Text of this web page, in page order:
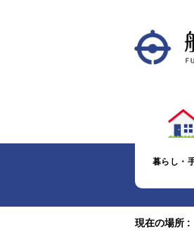
暮らし・
現在の場所 :